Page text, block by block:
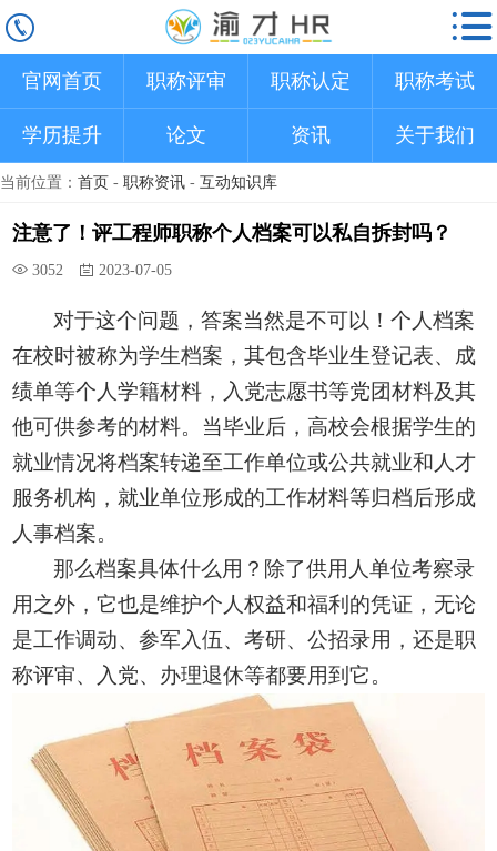
官网首页 职称评审 职称认定 职称考试
学历提升 论文 资讯 关于我们
当前位置： 首页 - 职称资讯 - 互动知识库
注意了！评工程师职称个人档案可以私自拆封吗？
3052 2023-07-05
对于这个问题，答案当然是不可以！个人档案
在校时被称为学生档案，其包含毕业生登记表、成
绩单等个人学籍材料，入党志愿书等党团材料及其
他可供参考的材料。当毕业后，高校会根据学生的
就业情况将档案转递至工作单位或公共就业和人才
服务机构，就业单位形成的工作材料等归档后形成
人事档案。
那么档案具体什么用？ 除了供用人单位考察录
用之外，它也是维护个人权益和福利的凭证，无论
是工作调动、参军入伍、考研、公招录用，还是职
称评审、入党、办理退休等都要用到它。